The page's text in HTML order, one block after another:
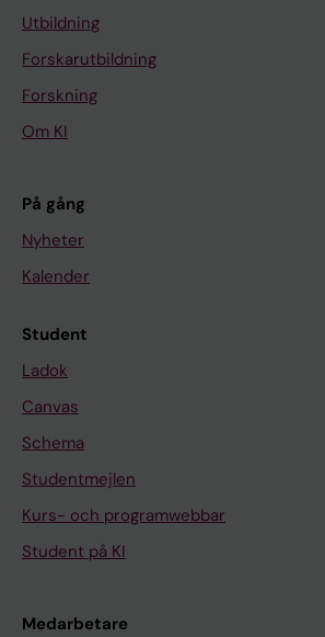
Utbildning
Forskarutbildning
Forskning
Om KI
På gång
Nyheter
Kalender
Student
Ladok
Canvas
Schema
Studentmejlen
Kurs- och programwebbar
Student på KI
Medarbetare